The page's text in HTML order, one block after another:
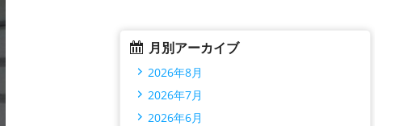
月別アーカイブ
2026年8月
2026年7月
2026年6月